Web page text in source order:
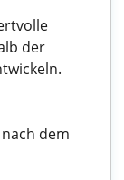
der
dem